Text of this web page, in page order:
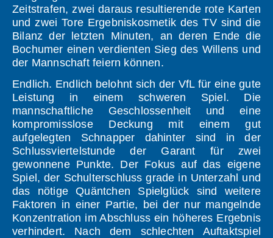
Zeitstrafen, zwei daraus resultierende rote Karten
und zwei Tore Ergebniskosmetik des TV sind die
Bilanz der letzten Minuten, an deren Ende die
Bochumer einen verdienten Sieg des Willens und
der Mannschaft feiern können.
Endlich. Endlich belohnt sich der VfL für eine gute
Leistung in einem schweren Spiel. Die
mannschaftliche Geschlossenheit und eine
kompromisslose Deckung mit einem gut
aufgelegten Schnapper dahinter sind in der
Schlussviertelstunde der Garant für zwei
gewonnene Punkte. Der Fokus auf das eigene
Spiel, der Schulterschluss grade in Unterzahl und
das nötige Quäntchen Spielglück sind weitere
Faktoren in einer Partie, bei der nur mangelnde
Konzentration im Abschluss ein höheres Ergebnis
verhindert. Nach dem schlechten Auftaktspiel